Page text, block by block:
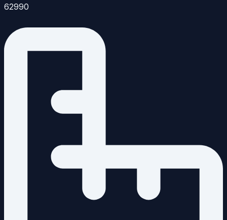
62990